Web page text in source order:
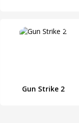
Gun Strike 2